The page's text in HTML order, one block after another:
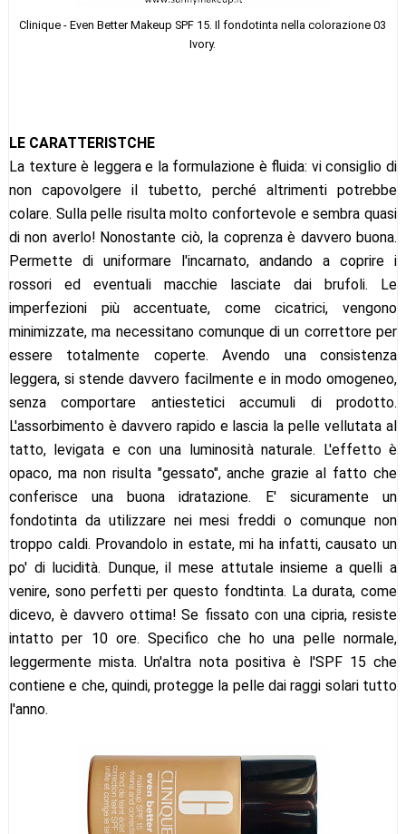
Clinique - Even Better Makeup SPF 15. Il fondotinta nella colorazione 03
Ivory.
LE CARATTERISTCHE
La texture è leggera e la formulazione è fluida: vi consiglio di
non capovolgere il tubetto, perché altrimenti potrebbe
colare. Sulla pelle risulta molto confortevole e sembra quasi
di non averlo! Nonostante ciò, la coprenza è davvero buona.
Permette di uniformare l'incarnato, andando a coprire i
rossori ed eventuali macchie lasciate dai brufoli. Le
imperfezioni più accentuate, come cicatrici, vengono
minimizzate, ma necessitano comunque di un correttore per
essere totalmente coperte. Avendo una consistenza
leggera, si stende davvero facilmente e in modo omogeneo,
senza comportare antiestetici accumuli di prodotto.
L'assorbimento è davvero rapido e lascia la pelle vellutata al
tatto, levigata e con una luminosità naturale. L'effetto è
opaco, ma non risulta "gessato", anche grazie al fatto che
conferisce una buona idratazione. E' sicuramente un
fondotinta da utilizzare nei mesi freddi o comunque non
troppo caldi. Provandolo in estate, mi ha infatti, causato un
po' di lucidità. Dunque, il mese attutale insieme a quelli a
venire, sono perfetti per questo fondtinta. La durata, come
dicevo, è davvero ottima! Se fissato con una cipria, resiste
intatto per 10 ore. Specifico che ho una pelle normale,
leggermente mista. Un'altra nota positiva è l'SPF 15 che
contiene e che, quindi, protegge la pelle dai raggi solari tutto
l'anno.